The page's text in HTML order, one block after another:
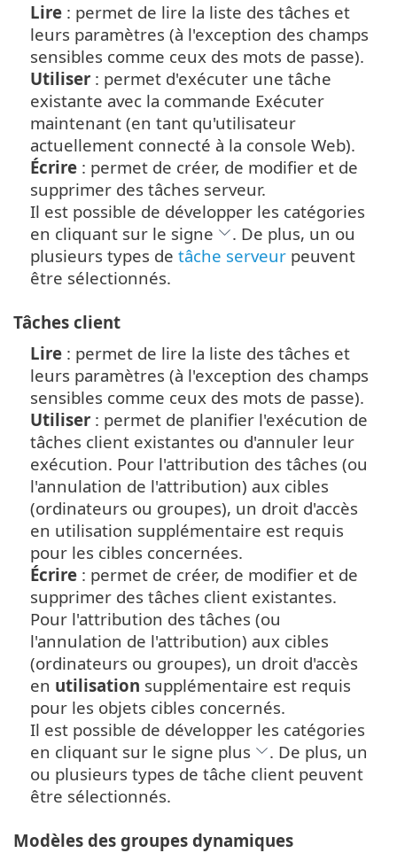
Lire : permet de lire la liste des tâches et
leurs paramètres (à l'exception des champs
sensibles comme ceux des mots de passe).
Utiliser : permet d'exécuter une tâche
existante avec la commande Exécuter
maintenant (en tant qu'utilisateur
actuellement connecté à la console Web).
Écrire : permet de créer, de modifier et de
supprimer des tâches serveur.
Il est possible de développer les catégories
en cliquant sur le signe
. De plus, un ou
plusieurs types de tâche serveur peuvent
être sélectionnés.
Tâches client
Lire : permet de lire la liste des tâches et
leurs paramètres (à l'exception des champs
sensibles comme ceux des mots de passe).
Utiliser : permet de planifier l'exécution de
tâches client existantes ou d'annuler leur
exécution. Pour l'attribution des tâches (ou
l'annulation de l'attribution) aux cibles
(ordinateurs ou groupes), un droit d'accès
en utilisation supplémentaire est requis
pour les cibles concernées.
Écrire : permet de créer, de modifier et de
supprimer des tâches client existantes.
Pour l'attribution des tâches (ou
l'annulation de l'attribution) aux cibles
(ordinateurs ou groupes), un droit d'accès
en utilisation supplémentaire est requis
pour les objets cibles concernés.
Il est possible de développer les catégories
en cliquant sur le signe plus
. De plus, un
ou plusieurs types de tâche client peuvent
être sélectionnés.
Modèles des groupes dynamiques